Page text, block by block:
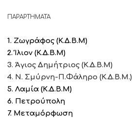
ΠΑΡΑΡΤΗΜΑΤΑ
1. Ζωγράφος (Κ.Δ.Β.Μ)
2. Ίλιον (Κ.Δ.Β.Μ)
3. Άγιος Δημήτριος (Κ.Δ.Β.Μ)
4. Ν. Σμύρνη-Π.Φάληρο (Κ.Δ.Β.Μ.)
5. Λαμία (Κ.Δ.Β.Μ)
6. Πετρούπολη
7. Μεταμόρφωση